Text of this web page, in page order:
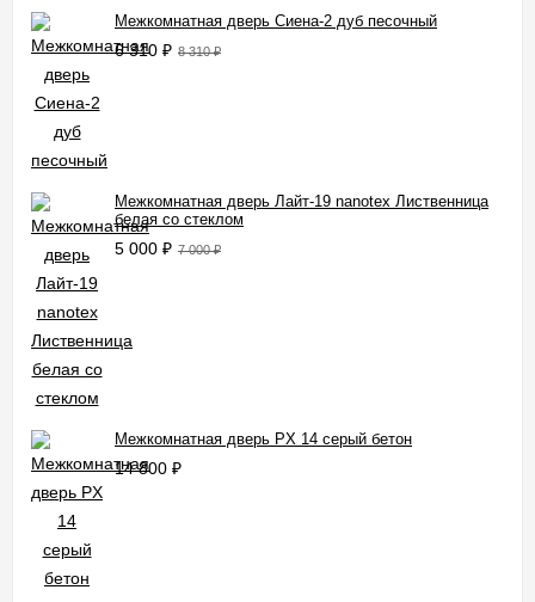
Межкомнатная дверь Сиена-2 дуб песочный
6 310 ₽ 8 310₽
Межкомнатная дверь Лайт-19 nanotex Лиственница
белая со стеклом
5 000 ₽ 7 000₽
Межкомнатная дверь PX 14 серый бетон
14 800 ₽